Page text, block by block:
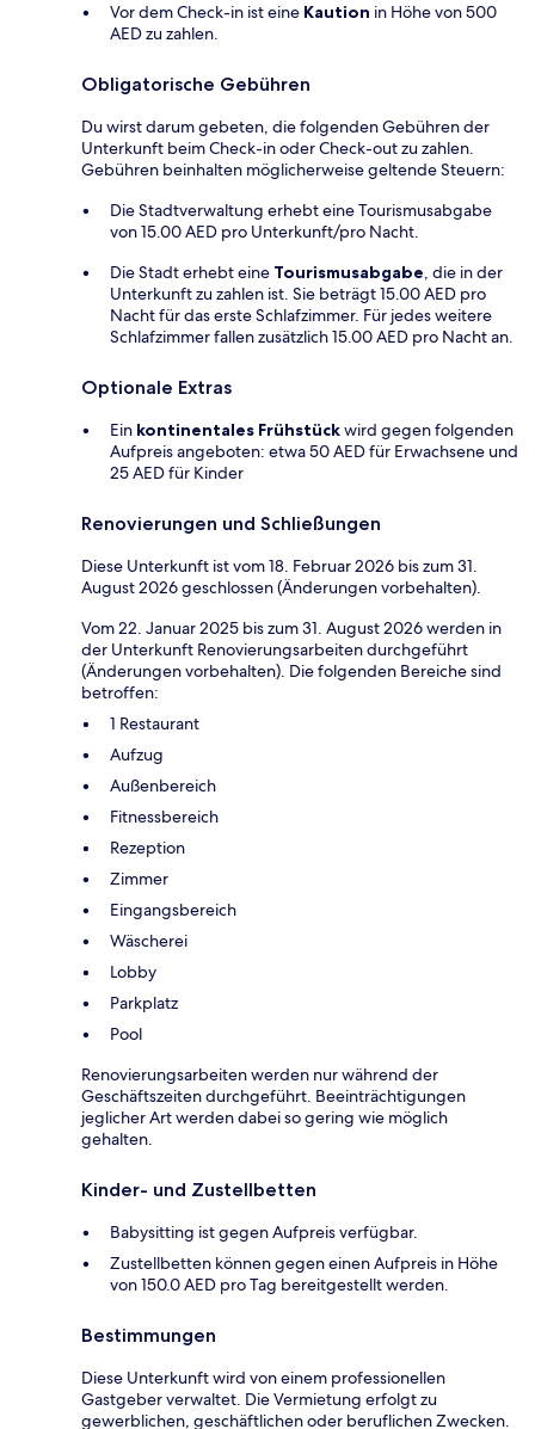
Vor dem Check-in ist eine Kaution in Höhe von 500
AED zu zahlen.
Obligatorische Gebühren
Du wirst darum gebeten, die folgenden Gebühren der
Unterkunft beim Check-in oder Check-out zu zahlen.
Gebühren beinhalten möglicherweise geltende Steuern:
Die Stadtverwaltung erhebt eine Tourismusabgabe
von 15.00 AED pro Unterkunft/pro Nacht.
Die Stadt erhebt eine Tourismusabgabe, die in der
Unterkunft zu zahlen ist. Sie beträgt 15.00 AED pro
Nacht für das erste Schlafzimmer. Für jedes weitere
Schlafzimmer fallen zusätzlich 15.00 AED pro Nacht an.
Optionale Extras
Ein kontinentales Frühstückwird gegen folgenden
Aufpreis angeboten: etwa 50 AED für Erwachsene und
25 AED für Kinder
Renovierungen und Schließungen
Diese Unterkunft ist vom 18. Februar 2026 bis zum 31.
August 2026 geschlossen (Änderungen vorbehalten).
Vom 22. Januar 2025 bis zum 31. August 2026 werden in
der Unterkunft Renovierungsarbeiten durchgeführt
(Änderungen vorbehalten). Die folgenden Bereiche sind
betroffen:
1 Restaurant
Aufzug
Außenbereich
Fitnessbereich
Rezeption
Zimmer
Eingangsbereich
Wäscherei
Lobby
Parkplatz
Pool
Renovierungsarbeiten werden nur während der
Geschäftszeiten durchgeführt. Beeinträchtigungen
jeglicher Art werden dabei so gering wie möglich
gehalten.
Kinder- und Zustellbetten
Babysitting ist gegen Aufpreis verfügbar.
Zustellbetten können gegen einen Aufpreis in Höhe
von 150.0 AED pro Tag bereitgestellt werden.
Bestimmungen
Diese Unterkunft wird von einem professionellen
Gastgeber verwaltet. Die Vermietung erfolgt zu
gewerblichen, geschäftlichen oder beruflichen Zwecken.